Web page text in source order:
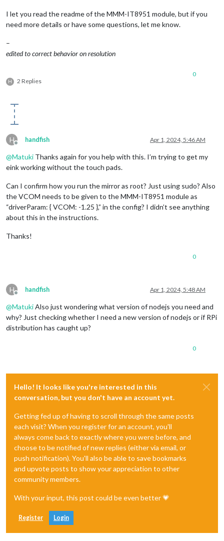
I let you read the readme of the MMM-IT8951 module, but if you
need more details or have some questions, let me know.
–
edited to correct behavior on resolution
H 2 Replies
0
H
Offline
handfish Apr 1, 2024, 5:46 AM
@Matuki Thanks again for you help with this. I’m trying to get my
eink working without the touch pads.
Can I confirm how you run the mirror as root? Just using sudo? Also
the VCOM needs to be given to the MMM-IT8951 module as
“driverParam: { VCOM: -1.25 },” in the config? I didn’t see anything
about this in the instructions.
Thanks!
0
H
Offline
handfish Apr 1, 2024, 5:48 AM
@MatukiAlso just wondering what version of nodejs you need and
why? Just checking whether I need a new version of nodejs or if RPi
distribution has caught up?
0
Hello! It looks like you're interested in this
conversation, but you don't have an account yet.
Getting fed up of having to scroll through the same posts
each visit? When you register for an account, you'll
always come back to exactly where you were before, and
choose to be notified of new replies (either via email, or
push notification). You'll also be able to save bookmarks
and upvote posts to show your appreciation to other
community members.
With your input, this post could be even better 💗
Register Login